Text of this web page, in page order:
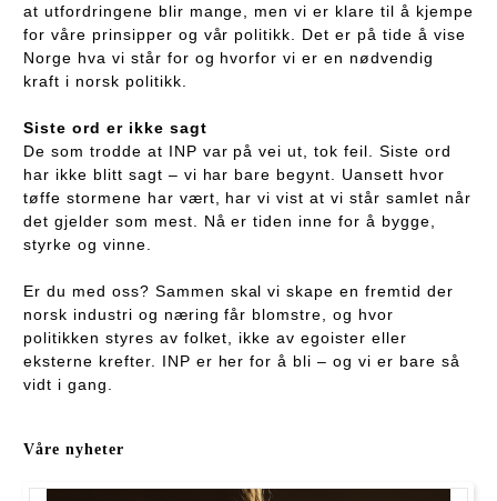
at utfordringene blir mange, men vi er klare til å kjempe
for våre prinsipper og vår politikk. Det er på tide å vise
Norge hva vi står for og hvorfor vi er en nødvendig
kraft i norsk politikk.
Siste ord er ikke sagt
De som trodde at INP var på vei ut, tok feil. Siste ord
har ikke blitt sagt – vi har bare begynt. Uansett hvor
tøffe stormene har vært, har vi vist at vi står samlet når
det gjelder som mest. Nå er tiden inne for å bygge,
styrke og vinne.
Er du med oss? Sammen skal vi skape en fremtid der
norsk industri og næring får blomstre, og hvor
politikken styres av folket, ikke av egoister eller
eksterne krefter. INP er her for å bli – og vi er bare så
vidt i gang.
Våre nyheter